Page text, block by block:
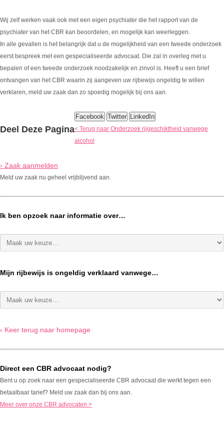
Wij zelf werken vaak ook met een eigen psychiater die het rapport van de
psychiater van het CBR kan beoordelen, en mogelijk kan weerleggen.
In alle gevallen is het belangrijk dat u de mogelijkheid van een tweede onderzoek
eerst bespreek met een gespecialiseerde advocaat. Die zal in overleg met u
bepalen of een tweede onderzoek noodzakelijk en zinvol is. Heeft u een brief
ontvangen van het CBR waarin zij aangeven uw rijbewijs ongeldig te willen
verklaren, meld uw zaak dan zo spoedig mogelijk bij ons aan.
Deel Deze Pagina
Facebook Twitter LinkedIn
< Terug naar Onderzoek rijgeschiktheid vanwege
alcohol
› Zaak aanmelden
Meld uw zaak nu geheel vrijblijvend aan.
Ik ben opzoek naar informatie over…
Mijn rijbewijs is ongeldig verklaard vanwege…
‹ Keer terug naar homepage
Direct een CBR advocaat nodig?
Bent u op zoek naar een gespecialiseerde CBR advocaat die werkt tegen een
betaalbaar tarief? Meld uw zaak dan bij ons aan.
Meer over onze CBR advocaten >